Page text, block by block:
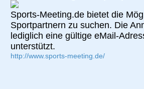
Sports-Meeting.de bietet die
Sportpartnern zu suchen. Die
lediglich eine gültige eMail-
unterstützt.
http://www.sports-meeting.de/